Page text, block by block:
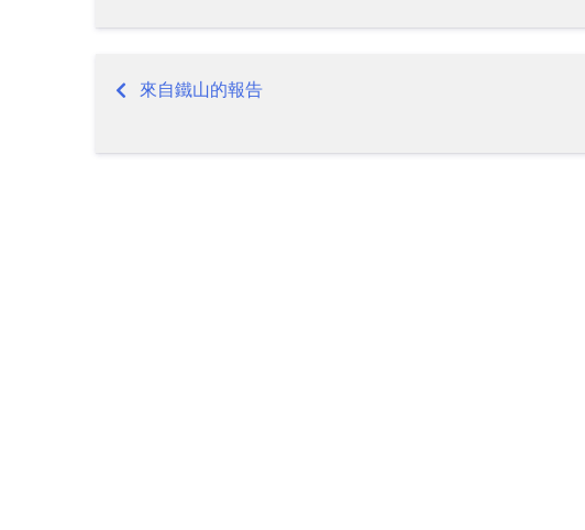
Post
navigation
來自鐵山的報告